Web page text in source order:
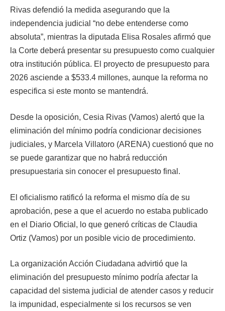
Rivas defendió la medida asegurando que la
independencia judicial “no debe entenderse como
absoluta”, mientras la diputada Elisa Rosales afirmó que
la Corte deberá presentar su presupuesto como cualquier
otra institución pública. El proyecto de presupuesto para
2026 asciende a $533.4 millones, aunque la reforma no
especifica si este monto se mantendrá.
Desde la oposición, Cesia Rivas (Vamos) alertó que la
eliminación del mínimo podría condicionar decisiones
judiciales, y Marcela Villatoro (ARENA) cuestionó que no
se puede garantizar que no habrá reducción
presupuestaria sin conocer el presupuesto final.
El oficialismo ratificó la reforma el mismo día de su
aprobación, pese a que el acuerdo no estaba publicado
en el Diario Oficial, lo que generó críticas de Claudia
Ortiz (Vamos) por un posible vicio de procedimiento.
La organización Acción Ciudadana advirtió que la
eliminación del presupuesto mínimo podría afectar la
capacidad del sistema judicial de atender casos y reducir
la impunidad, especialmente si los recursos se ven